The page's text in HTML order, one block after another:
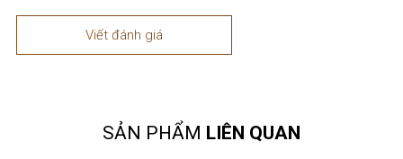
Viết đánh giá
SẢN PHẨM LIÊN QUAN